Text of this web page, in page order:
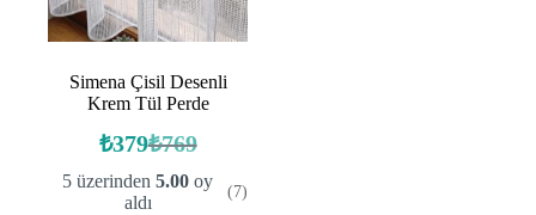
Simena Çisil Desenli
Krem Tül Perde
₺769
Orijinal
fiyat:
₺769.
₺379Şu
andaki
fiyat:
5 üzerinden5.00 oy
aldı
(7)